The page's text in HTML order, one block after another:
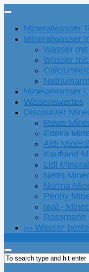
Mineralwasser
Mineralwasser
Wasser
Wasser
Mineralwasser
Wissenswertes
Discounter
Rewe
Edeka
Aldi
Kaufland
Lidl
Netto
Norma
Penny
real,-
Rossmann
››› Wasser